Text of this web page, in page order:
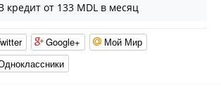
кредит от 133 MDL в месяц
Google+
Мой Мир